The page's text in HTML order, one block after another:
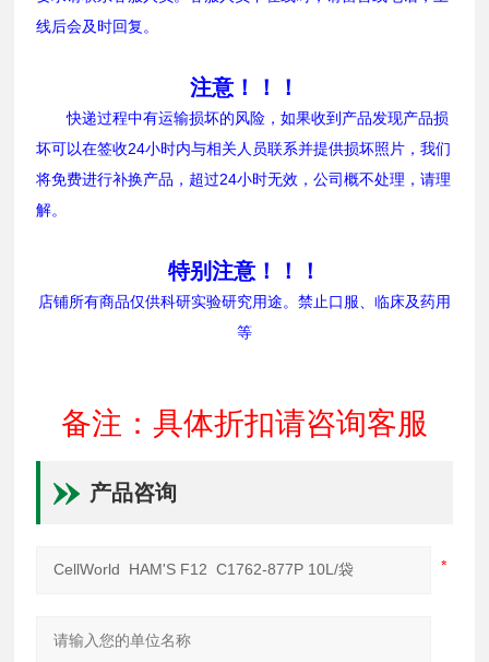
线后会及时回复。
注意！！！
快递过程中有运输损坏的风险，如果收到产品发现产品损
坏可以在签收24小时内与相关人员联系并提供损坏照片，我们
将免费进行补换产品，超过24小时无效，公司概不处理，请理
解。
特别注意！！！
店铺所有商品仅供科研实验研究用途。禁止口服、临床及药用
等
备注：具体折扣请咨询客服
产品咨询